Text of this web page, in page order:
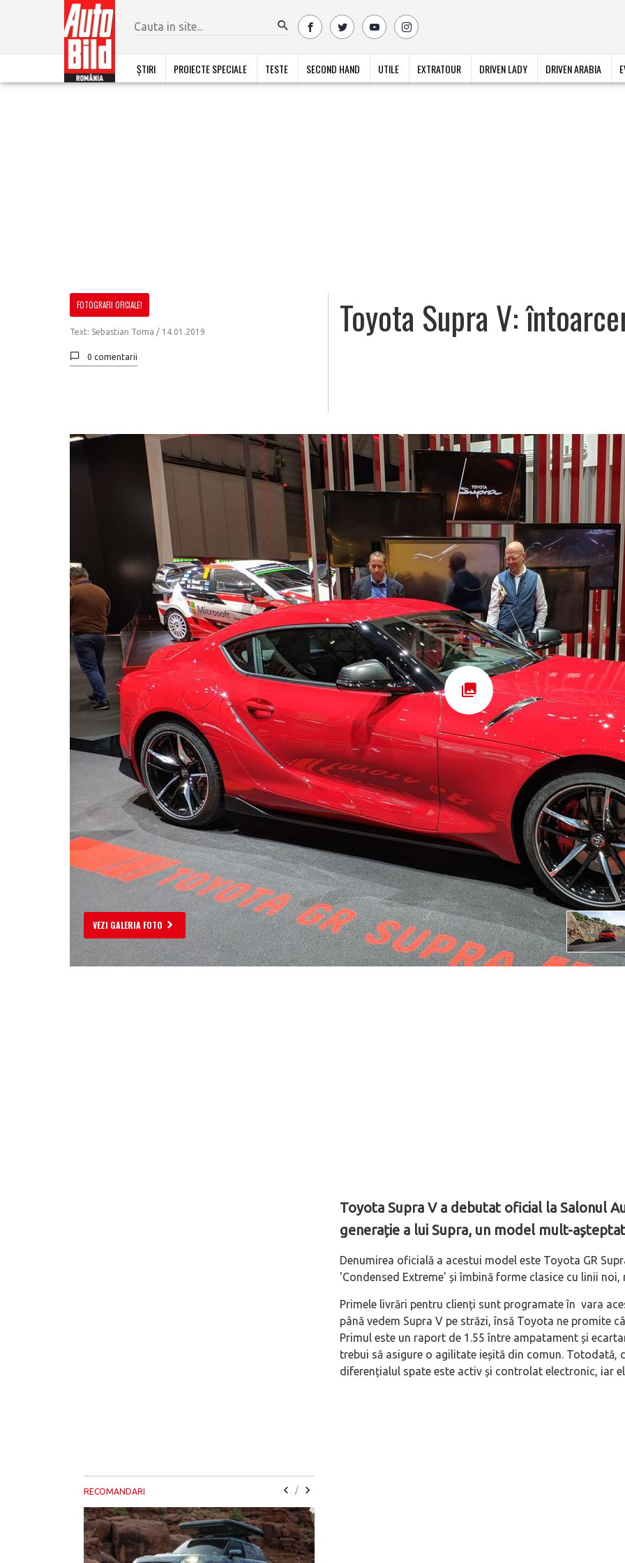
ȘTIRI PROIECTE SPECIALE TESTE SECOND HAND UTILE EXTRATOUR DRIVEN LADY DRIVEN ARABIA
FOTOGRAFII OFICIALE!
Text: Sebastian Toma / 14.01.2019
0 comentarii
Toyota Supra V:
VEZI GALERIA FOTO
Toyota Supra V a debutat oficial la Salonul
generație a lui Supra, un model mult-
Denumirea oficială a acestui model este Toyota GR
'Condensed Extreme' și îmbină forme clasice cu linii
Primele livrări pentru clienți sunt programate în vara
până vedem Supra V pe străzi, însă Toyota ne promite
Primul este un raport de 1.55 între ampatament și
trebui să asigure o agilitate ieșită din comun.
diferențialul spate este activ și controlat electronic, iar
RECOMANDARI /